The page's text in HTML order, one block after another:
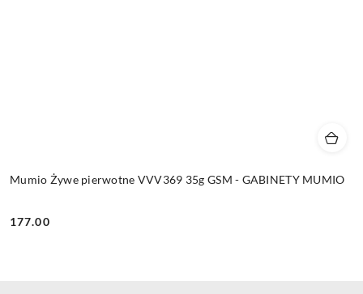
Mumio Żywe pierwotne VVV369 35g GSM - GABINETY MUMIO
Cena:
177.00